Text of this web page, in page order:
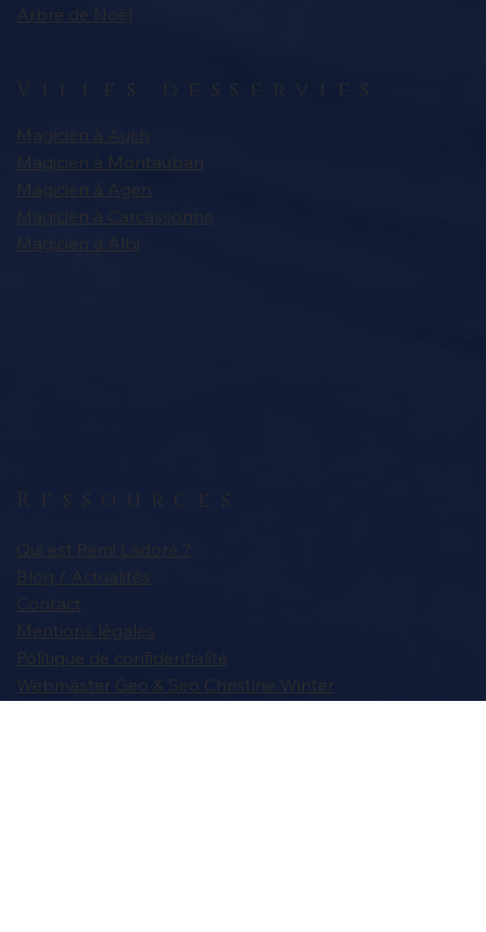
Arbre de Noël
Villes desservies
Magicien à Auch
Magicien à Montauban
Magicien à Agen
Magicien à Carcassonne
Ressources
Blog / Actualités
Contact
Mentions légales
Politique de confidentialité
Webmaster Geo & Seo Christine Winter